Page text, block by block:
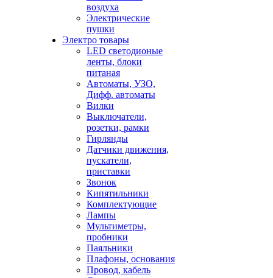
воздуха
Электрические
пушки
Электро товары
LED светодионые
ленты, блоки
питаная
Автоматы, УЗО,
Дифф. автоматы
Вилки
Выключатели,
розетки, рамки
Гирлянды
Датчики движения,
пускатели,
приставки
Звонок
Кипятильники
Комплектующие
Лампы
Мультиметры,
пробники
Паяльники
Плафоны, основания
Провод, кабель